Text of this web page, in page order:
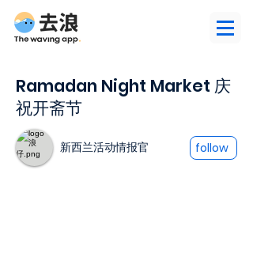
Ramadan Night Market 庆
祝开斋节
新西兰活动情报官 follow